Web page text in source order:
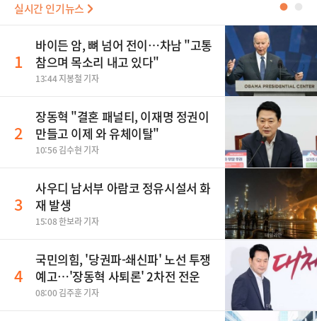
실시간 인기뉴스 ●
1
바이든 암, 뼈 넘어 전이…차남 "고통
참으며 목소리 내고 있다"
13:44 지봉철 기자
2
장동혁 "결혼 패널티, 이재명 정권이
만들고 이제 와 유체이탈"
10:56 김수현 기자
3
사우디 남서부 아람코 정유시설서 화
재 발생
15:08 한보라 기자
4
국민의힘, '당권파-쇄신파' 노선 투쟁
예고…'장동혁 사퇴론' 2차전 전운
08:00 김주훈 기자